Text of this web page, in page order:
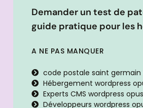
Demander un test de
guide pratique pour les
A NE PAS MANQUER
code postale saint germain
Hébergement wordpress
Experts CMS wordpress
Développeurs wordpress